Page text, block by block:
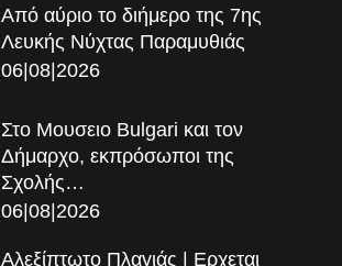
Από αύριο το διήμερο της 7ης
Λευκής Νύχτας Παραμυθιάς
06|08|2026
Στο Μουσειο Bulgari και τον
Δήμαρχο, εκπρόσωποι της
Σχολής…
06|08|2026
Αλεξίπτωτο Πλαγιάς | Ερχεται